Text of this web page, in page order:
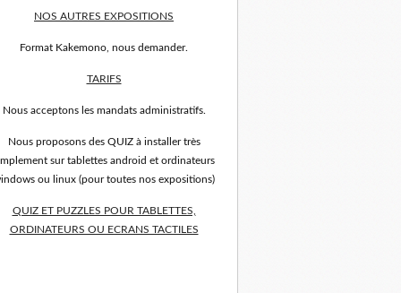
NOS AUTRES EXPOSITIONS
Format Kakemono, nous demander.
TARIFS
Nous acceptons les mandats administratifs.
Nous proposons des QUIZ à installer très
sur tablettes android et ordinateurs
ou linux (pour toutes nos expositions)
QUIZ ET PUZZLES POUR TABLETTES,
ORDINATEURS OU ECRANS TACTILES